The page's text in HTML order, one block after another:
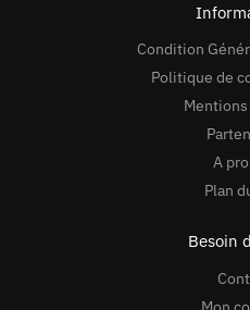
Condition
Politique de
Mentions
A
Plan
Besoin